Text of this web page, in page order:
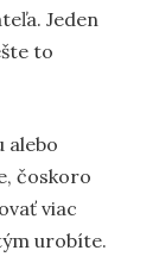
Jeden
to
alebo
čoskoro
viac
urobíte.